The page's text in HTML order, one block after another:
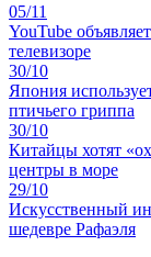
05/11
YouTube
телевизоре
30/10
Япония
птичьего гриппа
30/10
Китайцы хотят
центры в море
29/10
Искусственный
шедевре Рафаэля